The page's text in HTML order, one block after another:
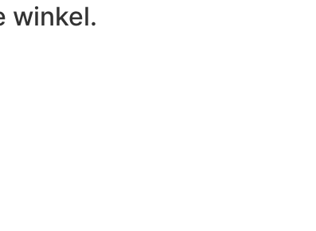
winkel.